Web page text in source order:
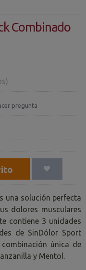
Combinado
pregunta
una solución perfecta
dolores musculares
contiene 3 unidades
de SinDólor Sport
única de
y Mentol.